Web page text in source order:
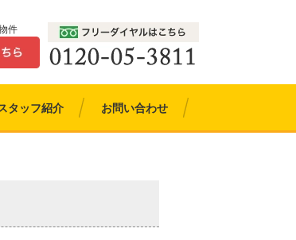
件
タッフ紹介 お問い合わせ